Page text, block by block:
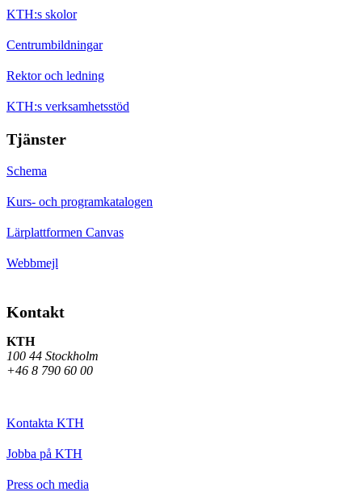
KTH:s skolor
Centrumbildningar
Rektor och ledning
KTH:s verksamhetsstöd
Tjänster
Schema
Kurs- och programkatalogen
Lärplattformen Canvas
Webbmejl
Kontakt
KTH
100 44 Stockholm
+46 8 790 60 00
Kontakta KTH
Jobba på KTH
Press och media